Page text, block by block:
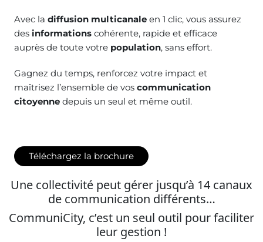
Avec la diffusion multicanale en 1 clic, vous assurez
des informations cohérente, rapide et efficace
auprès de toute votre population, sans effort.
Gagnez du temps, renforcez votre impact et
maîtrisez l’ensemble de vos communication
citoyenne depuis un seul et même outil.
Téléchargez la brochure
Une collectivité peut gérer jusqu’à 14 canaux
de communication différents…
CommuniCity, c’est un seul outil pour faciliter
leur gestion !